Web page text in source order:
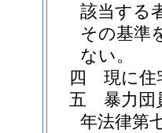
該当する
その基準
ない。
四
現に住
五
暴力団
年法律第